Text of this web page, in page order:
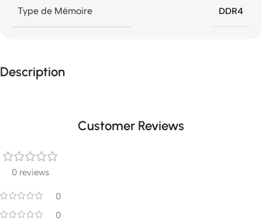
Type de Mémoire DDR4
Description
Customer Reviews
0 reviews
0
0